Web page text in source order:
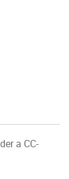
a CC-